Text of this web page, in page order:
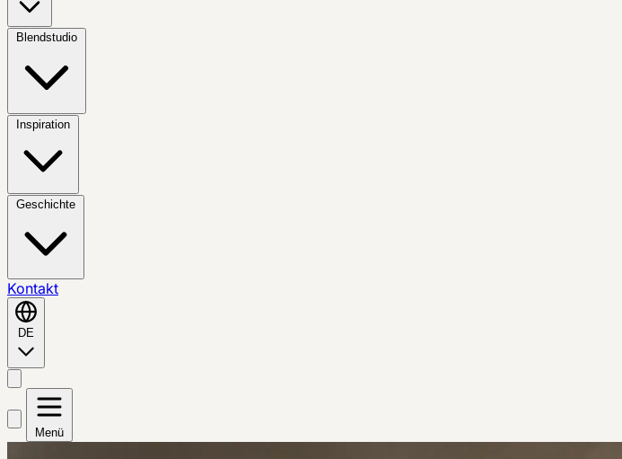
Blendstudio
Inspiration
Geschichte
Kontakt
DE
Menü